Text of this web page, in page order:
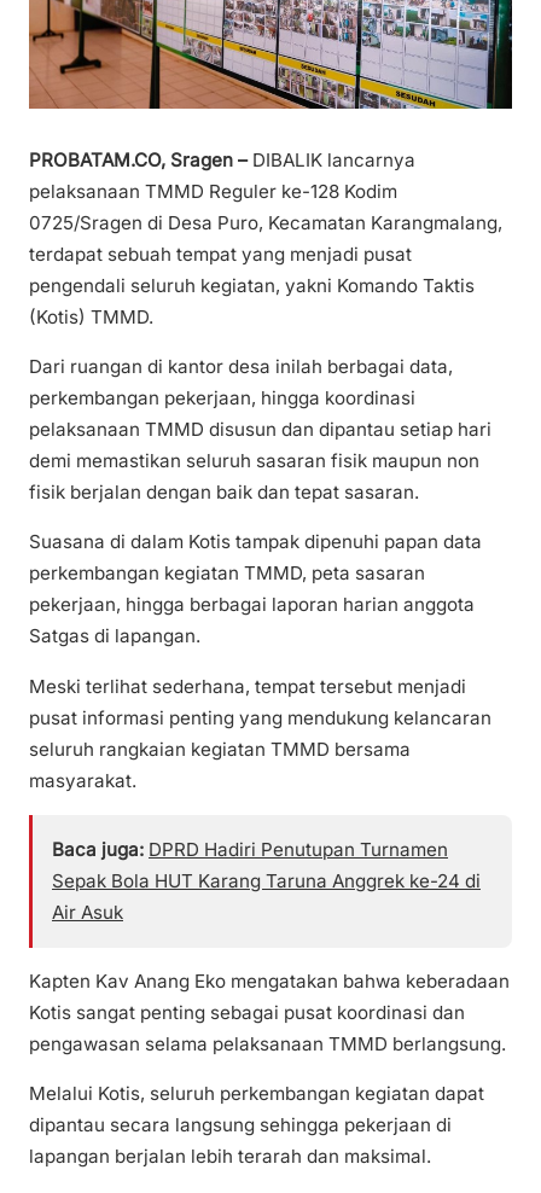
PROBATAM.CO, Sragen –DIBALIK lancarnya
pelaksanaan TMMD Reguler ke-128 Kodim
0725/Sragen di Desa Puro, Kecamatan Karangmalang,
terdapat sebuah tempat yang menjadi pusat
pengendali seluruh kegiatan, yakni Komando Taktis
(Kotis) TMMD.
Dari ruangan di kantor desa inilah berbagai data,
perkembangan pekerjaan, hingga koordinasi
pelaksanaan TMMD disusun dan dipantau setiap hari
demi memastikan seluruh sasaran fisik maupun non
fisik berjalan dengan baik dan tepat sasaran.
Suasana di dalam Kotis tampak dipenuhi papan data
perkembangan kegiatan TMMD, peta sasaran
pekerjaan, hingga berbagai laporan harian anggota
Satgas di lapangan.
Meski terlihat sederhana, tempat tersebut menjadi
pusat informasi penting yang mendukung kelancaran
seluruh rangkaian kegiatan TMMD bersama
masyarakat.
Baca juga: DPRD Hadiri Penutupan Turnamen
Sepak Bola HUT Karang Taruna Anggrek ke-24 di
Air Asuk
Kapten Kav Anang Eko mengatakan bahwa keberadaan
Kotis sangat penting sebagai pusat koordinasi dan
pengawasan selama pelaksanaan TMMD berlangsung.
Melalui Kotis, seluruh perkembangan kegiatan dapat
dipantau secara langsung sehingga pekerjaan di
lapangan berjalan lebih terarah dan maksimal.